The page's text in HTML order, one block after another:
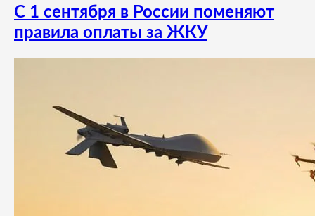
С 1 сентября в России поменяют
правила оплаты за ЖКУ